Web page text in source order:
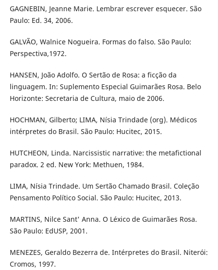
GAGNEBIN, Jeanne Marie. Lembrar escrever esquecer. São
Paulo: Ed. 34, 2006.
GALVÃO, Walnice Nogueira. Formas do falso. São Paulo:
Perspectiva,1972.
HANSEN, João Adolfo. O Sertão de Rosa: a ficção da
linguagem. In: Suplemento Especial Guimarães Rosa. Belo
Horizonte: Secretaria de Cultura, maio de 2006.
HOCHMAN, Gilberto; LIMA, Nísia Trindade (org). Médicos
intérpretes do Brasil. São Paulo: Hucitec, 2015.
HUTCHEON, Linda. Narcissistic narrative: the metafictional
paradox. 2 ed. New York: Methuen, 1984.
LIMA, Nísia Trindade. Um Sertão Chamado Brasil. Coleção
Pensamento Político Social. São Paulo: Hucitec, 2013.
MARTINS, Nilce Sant' Anna. O Léxico de Guimarães Rosa.
São Paulo: EdUSP, 2001.
MENEZES, Geraldo Bezerra de. Intérpretes do Brasil. Niterói:
Cromos, 1997.